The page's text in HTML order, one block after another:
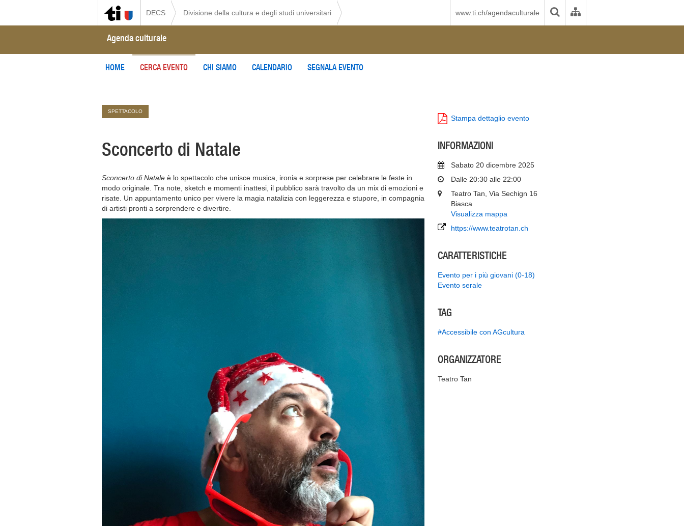
DECS Divisione della cultura e degli studi universitari www.ti.ch/agendaculturale
Agenda culturale
HOME CERCA EVENTO CHI SIAMO CALENDARIO SEGNALA EVENTO
SPETTACOLO
Sconcerto di Natale
Sconcerto di Natale è lo spettacolo che unisce musica, ironia e sorprese per celebrare le feste in
modo originale. Tra note, sketch e momenti inattesi, il pubblico sarà travolto da un mix di emozioni e
risate. Un appuntamento unico per vivere la magia natalizia con leggerezza e stupore, in compagnia
di artisti pronti a sorprendere e divertire.
Stampa dettaglio evento
INFORMAZIONI
Sabato 20 dicembre 2025
Dalle 20:30 alle 22:00
Teatro Tan, Via Sechign 16
Biasca
Visualizza mappa
https://www.teatrotan.ch
CARATTERISTICHE
Evento per i più giovani (0-18)
Evento serale
TAG
#Accessibile con AGcultura
ORGANIZZATORE
Teatro Tan